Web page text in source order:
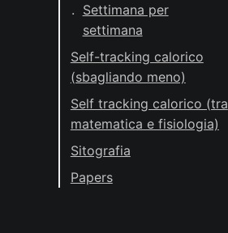
Settimana per
settimana
Self-tracking calorico
(sbagliando meno)
Self tracking calorico (tra
matematica e fisiologia)
Sitografia
Papers